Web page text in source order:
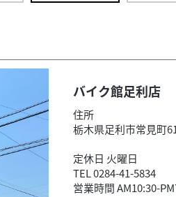
バイク館足利店
住所
栃木県足利市常見町
定休日 火曜日
TEL 0284-41-5834
営業時間 AM10:30-